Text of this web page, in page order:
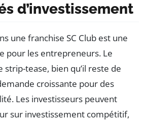
d’investissement
une franchise SC Club est une
pour les entrepreneurs. Le
strip-tease, bien qu’il reste de
croissante pour des
Les investisseurs peuvent
sur investissement compétitif,